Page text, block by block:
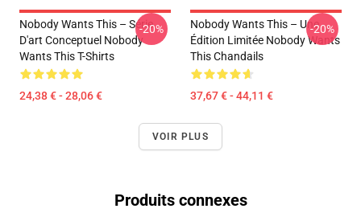
Nobody Wants This – Série
D'art Conceptuel Nobody
Wants This T-Shirts
24,38 € - 28,06 €
-20%
Nobody Wants This – Une
Édition Limitée Nobody Wants
This Chandails
37,67 € - 44,11 €
-20%
VOIR PLUS
Produits connexes